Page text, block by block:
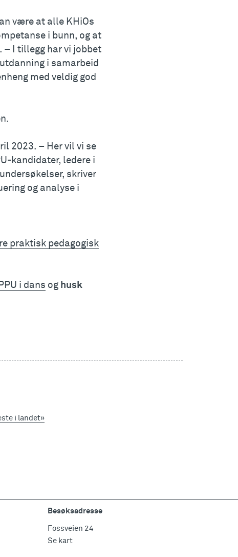
være at alle KHiOs
i bunn, og at
I tillegg har vi jobbet
i samarbeid
med veldig god
2023. – Her vil vi se
kandidater, ledere i
skriver
og analyse i
praktisk pedagogisk
PPU i dans og husk
i landet»
Besøksadresse
Fossveien 24
Se kart